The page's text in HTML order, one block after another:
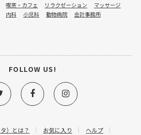
）とは？ お気に入り ヘルプ
喫茶・カフェ リラクゼーション
マッサージ
内科 小児科 動物病院
会計事務所
FOLLOW US!